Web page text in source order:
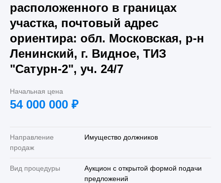
расположенного в границах
участка, почтовый адрес
ориентира: обл. Московская, р-н
Ленинский, г. Видное, ТИЗ
"Сатурн-2", уч. 24/7
Начальная цена
54 000 000 ₽
Направление
продаж
Имущество должников
Вид процедуры
Аукцион с открытой формой подачи
предложений